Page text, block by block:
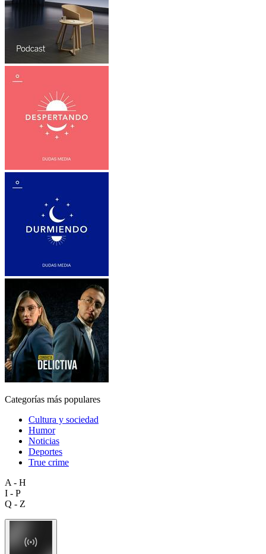
Categorías más populares
Cultura y sociedad
Humor
Noticias
Deportes
True crime
A - H
I - P
Q - Z